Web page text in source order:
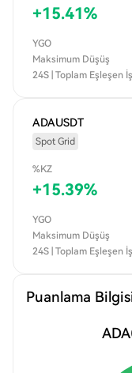
+15.41%
YGO
Maksimum Düşüş
24S | Toplam Eşleşen
ADAUSDT
Spot Grid
%KZ
+15.39%
YGO
Maksimum Düşüş
24S | Toplam Eşleşen
Puanlama
ADA